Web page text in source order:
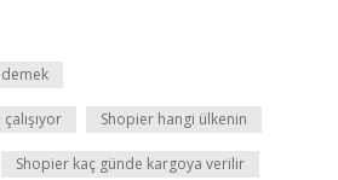
Shopier hangi ülkenin
Shopier kaç günde kargoya verilir